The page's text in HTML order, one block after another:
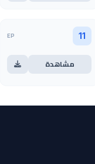
11
EP
مشاهدة